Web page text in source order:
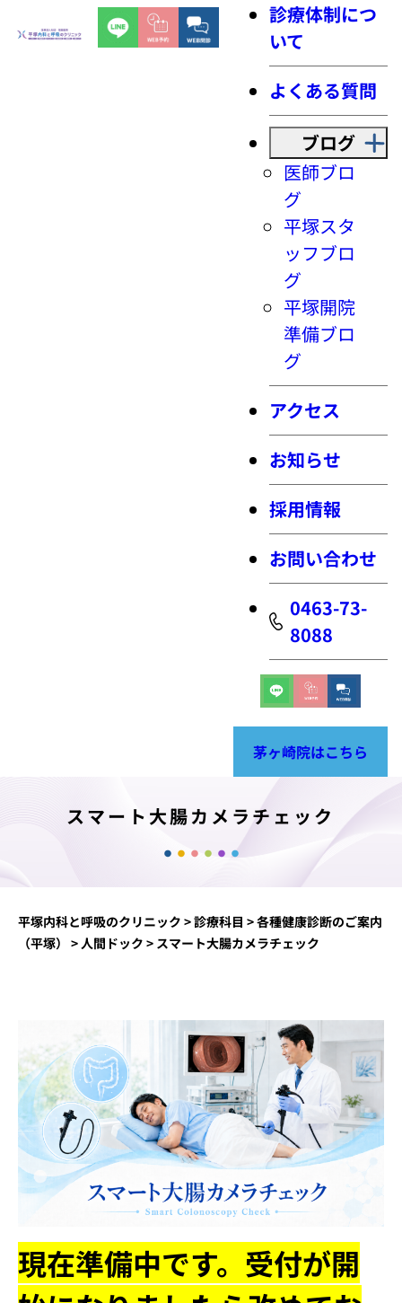
診療体制につ
いて
よくある質問
ブログ
医師ブロ
グ
平塚スタ
ッフブロ
グ
平塚開院
準備ブロ
グ
アクセス
お知らせ
採用情報
お問い合わせ
0463-73-
8088
茅ヶ崎院はこちら
スマート大腸カメラチェック
平塚内科と呼吸のクリニック >診療科目 >各種健康診断のご案内
（平塚） >人間ドック > スマート大腸カメラチェック
現在準備中です。受付が開